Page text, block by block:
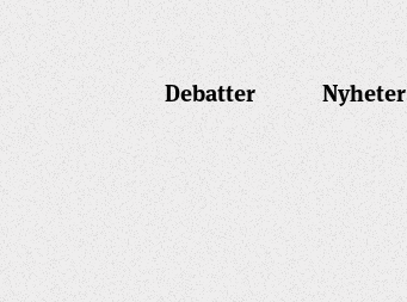
Debatter Nyheter